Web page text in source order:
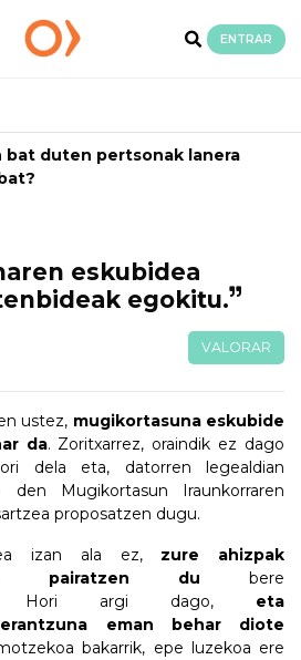
ENTRAR
bat duten pertsonak lanera
eskubidea
egokitu.
VALORAR
ustez, mugikortasuna eskubide
da. Zoritxarrez, oraindik ez dago
dela eta, datorren legealdian
den Mugikortasun Iraunkorraren
proposatzen dugu.
izan ala ez, zure ahizpak
pairatzen du bere
Hori argi dago, eta
eman behar diote
bakarrik, epe luzekoa ere